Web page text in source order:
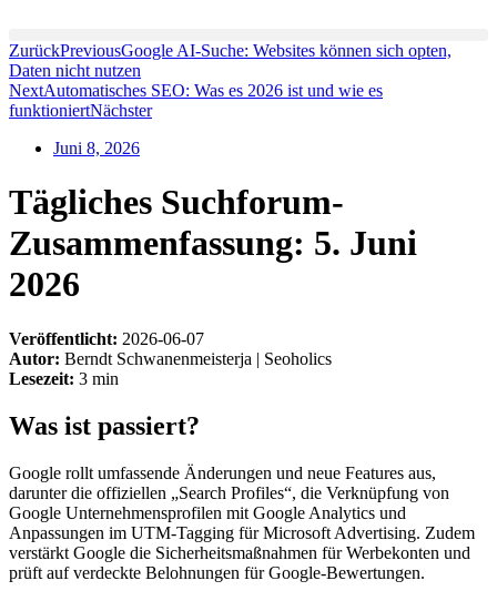
wechseln
ZurückPreviousGoogle AI-Suche: Websites können sich opten,
Daten nicht nutzen
NextAutomatisches SEO: Was es 2026 ist und wie es
funktioniertNächster
Juni 8, 2026
Tägliches Suchforum-
Zusammenfassung: 5. Juni
2026
Veröffentlicht: 2026-06-07
Autor: Berndt Schwanenmeisterja | Seoholics
Lesezeit: 3 min
Was ist passiert?
Google rollt umfassende Änderungen und neue Features aus,
darunter die offiziellen „Search Profiles“, die Verknüpfung von
Google Unternehmensprofilen mit Google Analytics und
Anpassungen im UTM-Tagging für Microsoft Advertising. Zudem
verstärkt Google die Sicherheitsmaßnahmen für Werbekonten und
prüft auf verdeckte Belohnungen für Google-Bewertungen.